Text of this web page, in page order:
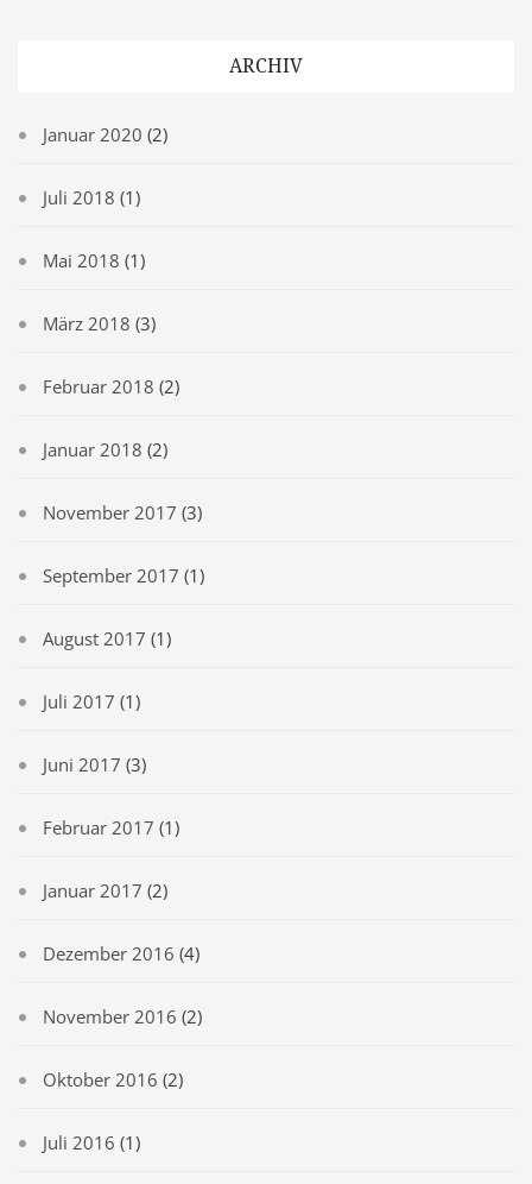
ARCHIV
Januar 2020 (2)
Juli 2018 (1)
Mai 2018 (1)
März 2018 (3)
Februar 2018 (2)
Januar 2018 (2)
November 2017 (3)
September 2017 (1)
August 2017 (1)
Juli 2017 (1)
Juni 2017 (3)
Februar 2017 (1)
Januar 2017 (2)
Dezember 2016 (4)
November 2016 (2)
Oktober 2016 (2)
Juli 2016 (1)